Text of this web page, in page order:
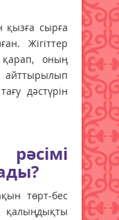
қызға сырға
Жігіттер
қарап, оның
дәстүрін
төрт-бес
қалыңдықты